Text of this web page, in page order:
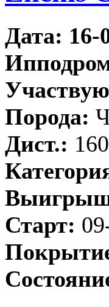
Дата: 16-
Порода:
Дист.:
Старт: